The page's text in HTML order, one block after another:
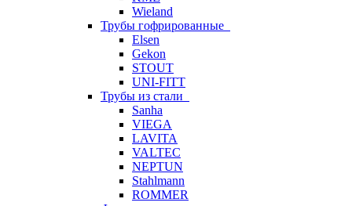
Wieland
Трубы гофрированные
Elsen
Gekon
STOUT
UNI-FITT
Трубы из стали
Sanha
VIEGA
LAVITA
VALTEC
NEPTUN
Stahlmann
ROMMER